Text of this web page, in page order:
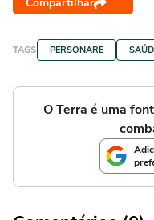
TAGS PERSONARE
O Terra é uma